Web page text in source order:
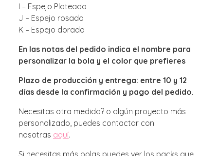
I – Espejo Plateado
J – Espejo rosado
K – Espejo dorado
En las notas del pedido indica el nombre para
personalizar la bola y el color que prefieres
Plazo de producción y entrega: entre 10 y 12
días desde la confirmación y pago del pedido.
Necesitas otra medida? o algún proyecto más
personalizado, puedes contactar con
nosotras aquí.
Si necesitas más bolas puedes ver los packs que